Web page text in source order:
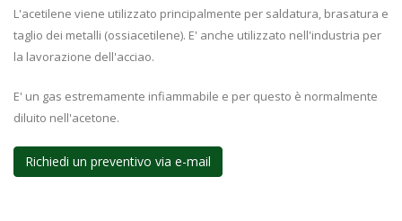
L'acetilene viene utilizzato principalmente per saldatura, brasatura e
taglio dei metalli (ossiacetilene). E' anche utilizzato nell'industria per
la lavorazione dell'acciao.
E' un gas estremamente infiammabile e per questo è normalmente
diluito nell'acetone.
Richiedi un preventivo via e-mail